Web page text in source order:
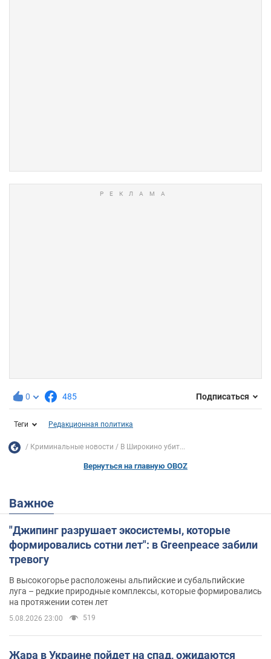
0 485 Подписаться
Теги Редакционная политика
Криминальные новости В Широкино убит...
Вернуться на главную OBOZ
Важное
"Джипинг разрушает экосистемы, которые
формировались сотни лет": в Greenpeace забили
тревогу
В высокогорье расположены альпийские и субальпийские
луга – редкие природные комплексы, которые формировались
на протяжении сотен лет
5.08.2026 23:00 519
Жара в Украине пойдет на спад, ожидаются